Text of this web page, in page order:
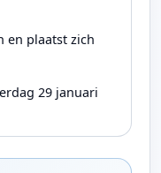
en plaatst zich
29 januari